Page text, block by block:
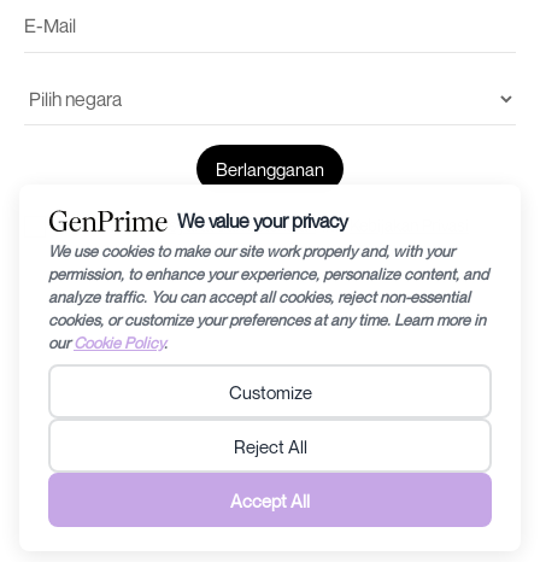
Saya menerima syarat dan ketentuandan
© 2024 oleh Recharge RHEA Holdings. Informasi yang diberikan dalam situs
web ini hanya untuk tujuan pendidikan umum dan dapat berubah tanpa
pemberitahuan. Diagnosis kesuburan dan prognosisnya dapat bervariasi dari
orang ke orang/pasangan ke pasangan, oleh karena itu pertanyaan terkait medis
informasi yang terkandung dalam situs web ini tidak boleh diambil untuk
menggantikan rencana perawatan apa pun yang ditentukan oleh dokter/spesialis
kesuburan. Recharge RHEA Holdings tidak mendiskriminasi siapa pun dalam
bentuk apa pun yang dapat dianggap diskriminatif. Baca
dan